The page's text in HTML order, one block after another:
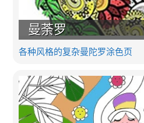
曼荼罗
各种风格的复杂曼陀罗涂色页